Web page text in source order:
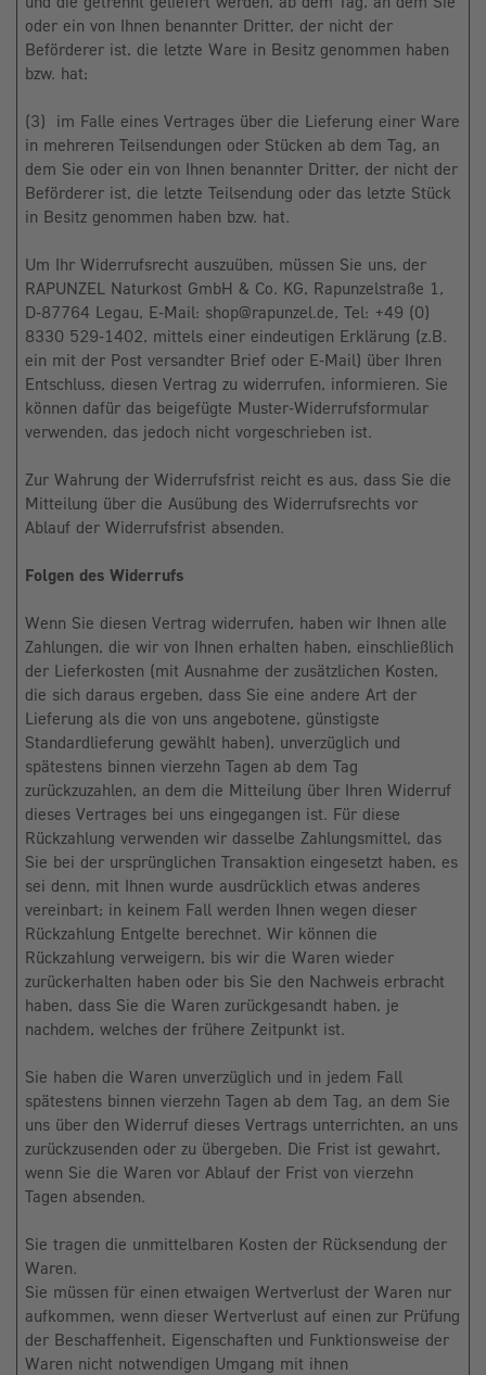
oder ein von Ihnen benannter Dritter, der nicht der
Beförderer ist, die letzte Ware in Besitz genommen haben
bzw. hat;
(3) im Falle eines Vertrages über die Lieferung einer Ware
in mehreren Teilsendungen oder Stücken ab dem Tag, an
dem Sie oder ein von Ihnen benannter Dritter, der nicht der
Beförderer ist, die letzte Teilsendung oder das letzte Stück
in Besitz genommen haben bzw. hat.
Um Ihr Widerrufsrecht auszuüben, müssen Sie uns, der
RAPUNZEL Naturkost GmbH & Co. KG, Rapunzelstraße 1,
D-87764 Legau, E-Mail: shop@rapunzel.de, Tel: +49 (0)
8330 529-1402, mittels einer eindeutigen Erklärung (z.B.
ein mit der Post versandter Brief oder E-Mail) über Ihren
Entschluss, diesen Vertrag zu widerrufen, informieren. Sie
können dafür das beigefügte Muster-Widerrufsformular
verwenden, das jedoch nicht vorgeschrieben ist.
Zur Wahrung der Widerrufsfrist reicht es aus, dass Sie die
Mitteilung über die Ausübung des Widerrufsrechts vor
Ablauf der Widerrufsfrist absenden.
Folgen des Widerrufs
Wenn Sie diesen Vertrag widerrufen, haben wir Ihnen alle
Zahlungen, die wir von Ihnen erhalten haben, einschließlich
der Lieferkosten (mit Ausnahme der zusätzlichen Kosten,
die sich daraus ergeben, dass Sie eine andere Art der
Lieferung als die von uns angebotene, günstigste
Standardlieferung gewählt haben), unverzüglich und
spätestens binnen vierzehn Tagen ab dem Tag
zurückzuzahlen, an dem die Mitteilung über Ihren Widerruf
dieses Vertrages bei uns eingegangen ist. Für diese
Rückzahlung verwenden wir dasselbe Zahlungsmittel, das
Sie bei der ursprünglichen Transaktion eingesetzt haben, es
sei denn, mit Ihnen wurde ausdrücklich etwas anderes
vereinbart; in keinem Fall werden Ihnen wegen dieser
Rückzahlung Entgelte berechnet. Wir können die
Rückzahlung verweigern, bis wir die Waren wieder
zurückerhalten haben oder bis Sie den Nachweis erbracht
haben, dass Sie die Waren zurückgesandt haben, je
nachdem, welches der frühere Zeitpunkt ist.
Sie haben die Waren unverzüglich und in jedem Fall
spätestens binnen vierzehn Tagen ab dem Tag, an dem Sie
uns über den Widerruf dieses Vertrags unterrichten, an uns
zurückzusenden oder zu übergeben. Die Frist ist gewahrt,
wenn Sie die Waren vor Ablauf der Frist von vierzehn
Tagen absenden.
Sie tragen die unmittelbaren Kosten der Rücksendung der
Waren.
Sie müssen für einen etwaigen Wertverlust der Waren nur
aufkommen, wenn dieser Wertverlust auf einen zur Prüfung
der Beschaffenheit, Eigenschaften und Funktionsweise der
Waren nicht notwendigen Umgang mit ihnen